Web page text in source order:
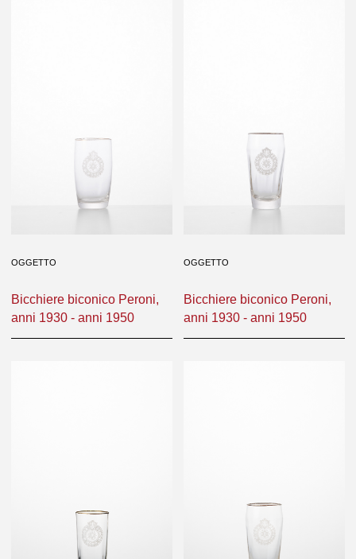
OGGETTO
Bicchiere biconico Peroni,
anni 1930 - anni 1950
OGGETTO
Bicchiere biconico Peroni,
anni 1930 - anni 1950